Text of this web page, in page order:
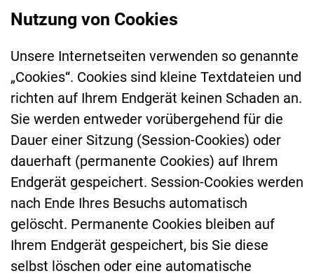
Nutzung von Cookies
Unsere Internetseiten verwenden so genannte
„Cookies“. Cookies sind kleine Textdateien und
richten auf Ihrem Endgerät keinen Schaden an.
Sie werden entweder vorübergehend für die
Dauer einer Sitzung (Session-Cookies) oder
dauerhaft (permanente Cookies) auf Ihrem
Endgerät gespeichert. Session-Cookies werden
nach Ende Ihres Besuchs automatisch
gelöscht. Permanente Cookies bleiben auf
Ihrem Endgerät gespeichert, bis Sie diese
selbst löschen oder eine automatische